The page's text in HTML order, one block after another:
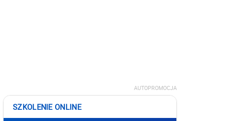
AUTOPROMOCJA
SZKOLENIE ONLINE